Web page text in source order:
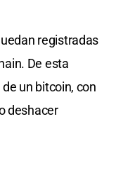
registradas
De esta
un bitcoin, con
deshacer